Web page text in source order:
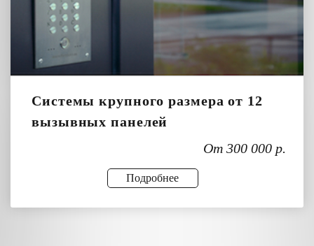
Системы крупного размера от 12
вызывных панелей
От 300 000 р.
Подробнее